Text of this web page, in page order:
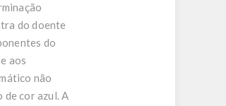
do doente
do
aos
não
cor azul. A